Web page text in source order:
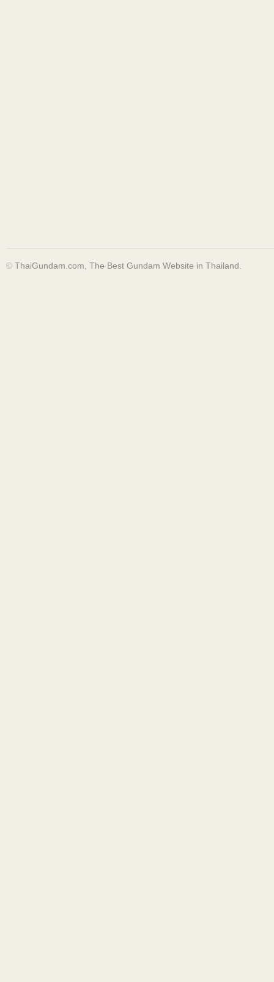
© ThaiGundam.com, The Best Gundam Website in Thailand.